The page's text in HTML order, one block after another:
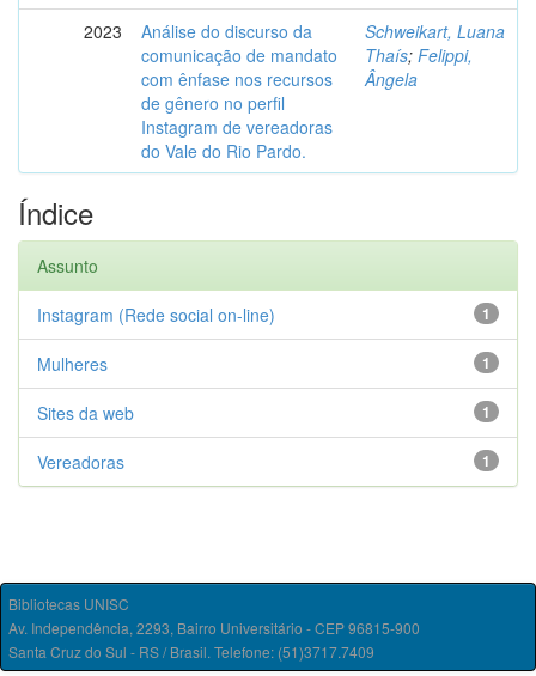
2023
Análise do discurso da
comunicação de mandato
com ênfase nos recursos
de gênero no perfil
Instagram de vereadoras
do Vale do Rio Pardo.
Schweikart, Luana
Thaís; Felippi,
Ângela
Índice
Assunto
1
Instagram (Rede social on-line)
1
Mulheres
1
Sites da web
1
Vereadoras
Bibliotecas UNISC
Av. Independência, 2293, Bairro Universitário - CEP 96815-900
Santa Cruz do Sul - RS / Brasil. Telefone: (51)3717.7409